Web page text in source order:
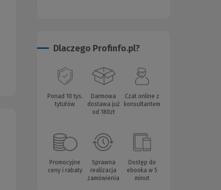
Dlaczego Profinfo.pl?
Ponad 10 tys.
tytułów
Darmowa
dostawa już
od 180zł
Czat online z
konsultantem
Promocyjne
ceny i rabaty
Sprawna
realizacja
zamówienia
Dostęp do
ebooka w 5
minut